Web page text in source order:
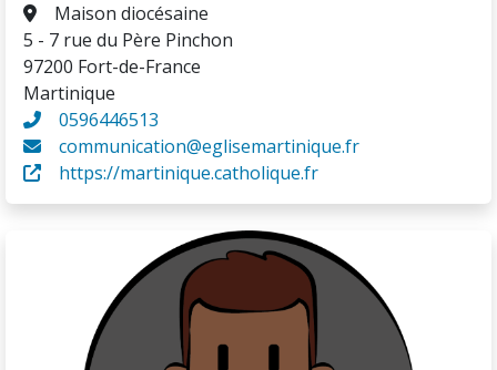
Maison diocésaine
5 - 7 rue du Père Pinchon
97200 Fort-de-France
Martinique
0596446513
communication@eglisemartinique.fr
https://martinique.catholique.fr